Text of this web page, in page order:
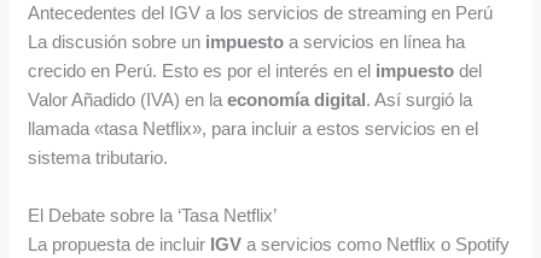
Antecedentes del IGV a los servicios de streaming en Perú
La discusión sobre un impuesto a servicios en línea ha
crecido en Perú. Esto es por el interés en el impuesto del
Valor Añadido (IVA) en laeconomía digital. Así surgió la
llamada «tasa Netflix», para incluir a estos servicios en el
sistema tributario.
El Debate sobre la ‘Tasa Netflix’
La propuesta de incluir IGV a servicios como Netflix o Spotify